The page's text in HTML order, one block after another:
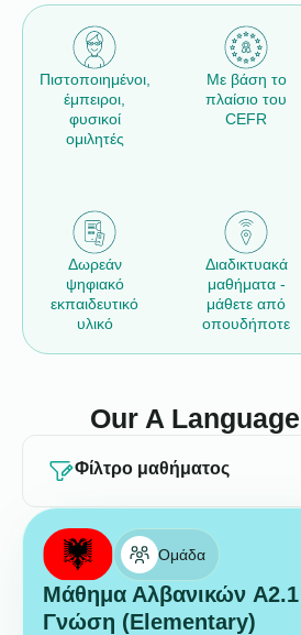
Our A
Πιστοποιημένοι,
έμπειροι,
φυσικοί
ομιλητές
Με βάση το
πλαίσιο του
CEFR
Δωρεάν
ψηφιακό
εκπαιδευτικό
υλικό
Διαδικτυακά
μαθήματα -
μάθετε από
οπουδήποτε
Φίλτρο μαθήματος
Ομάδα
Μάθημα Αλβανικών
Γνώση (Elementary)